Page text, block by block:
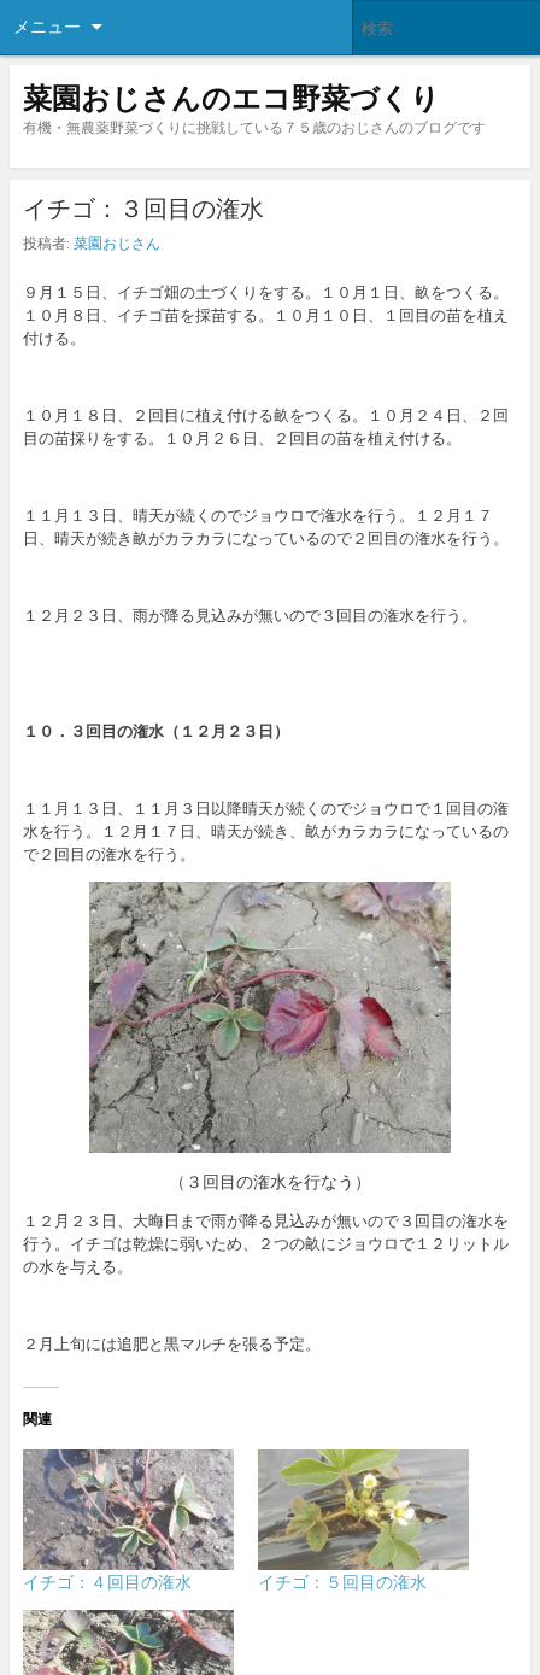
メニュー
菜園おじさんのエコ野菜づくり
有機・無農薬野菜づくりに挑戦している７５歳のおじさんのブログです
イチゴ：３回目の潅水
投稿者: 菜園おじさん
９月１５日、イチゴ畑の土づくりをする。１０月１日、畝をつくる。
１０月８日、イチゴ苗を採苗する。１０月１０日、１回目の苗を植え
付ける。
１０月１８日、２回目に植え付ける畝をつくる。１０月２４日、２回
目の苗採りをする。１０月２６日、２回目の苗を植え付ける。
１１月１３日、晴天が続くのでジョウロで潅水を行う。１２月１７
日、晴天が続き畝がカラカラになっているので２回目の潅水を行う。
１２月２３日、雨が降る見込みが無いので３回目の潅水を行う。
１０．３回目の潅水（１２月２３日）
１１月１３日、１１月３日以降晴天が続くのでジョウロで１回目の潅
水を行う。１２月１７日、晴天が続き、畝がカラカラになっているの
で２回目の潅水を行う。
（３回目の潅水を行なう）
１２月２３日、大晦日まで雨が降る見込みが無いので３回目の潅水を
行う。イチゴは乾燥に弱いため、２つの畝にジョウロで１２リットル
の水を与える。
２月上旬には追肥と黒マルチを張る予定。
関連
イチゴ：４回目の潅水 イチゴ：５回目の潅水